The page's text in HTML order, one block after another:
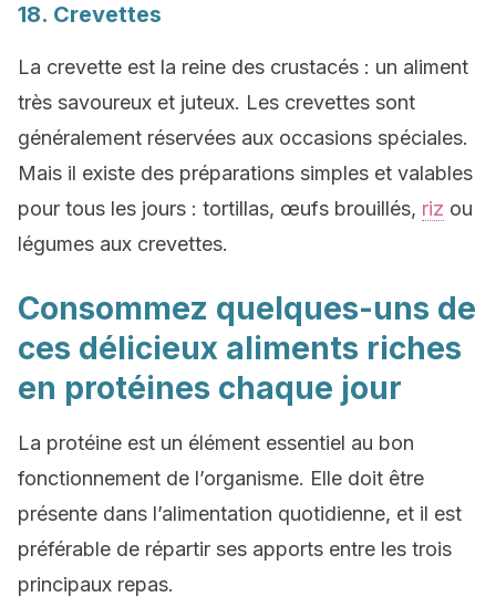
18. Crevettes
La crevette est la reine des crustacés : un aliment
très savoureux et juteux. Les crevettes sont
généralement réservées aux occasions spéciales.
Mais il existe des préparations simples et valables
pour tous les jours : tortillas, œufs brouillés, riz ou
légumes aux crevettes.
Consommez quelques-uns de
ces délicieux aliments riches
en protéines chaque jour
La protéine est un élément essentiel au bon
fonctionnement de l’organisme. Elle doit être
présente dans l’alimentation quotidienne, et il est
préférable de répartir ses apports entre les trois
principaux repas.